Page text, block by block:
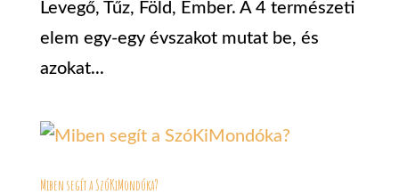
Levegő, Tűz, Föld, Ember. A 4 természeti
elem egy-egy évszakot mutat be, és
azokat...
Miben segít a SzóKiMondóka?